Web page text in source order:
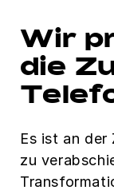
Wir
die
Es ist an
zu